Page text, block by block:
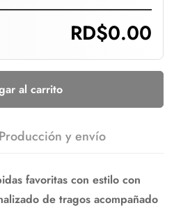
RD$0.00
al carrito
Producción y envío
favoritas con estilo con
de tragos acompañado